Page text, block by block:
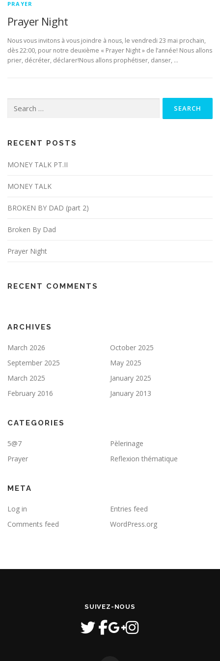
PRAYER
Prayer Night
Nous vous invitons à vous joindre à nous, le vendredi 23 mai prochain,
dès 22:00, pour notre deuxième « Prayer Night » de l’année! Nous allons
prier, décréter, déclarer!Nous allons prophétiser, danser, …
for:
RECENT POSTS
MONEY TALK PT.II
MONEY TALK
BROKEN BY DAD (part 2)
Broken By Dad
Prayer Night
RECENT COMMENTS
ARCHIVES
March 2026
October 2025
September 2025
May 2025
March 2025
January 2025
February 2016
January 2013
CATEGORIES
5@7
Pèlerinage
Prayer
Reflexion thématique
META
Log in
Entries feed
Comments feed
WordPress.org
SUIVEZ-NOUS